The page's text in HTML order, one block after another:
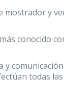
y
conocido
todas